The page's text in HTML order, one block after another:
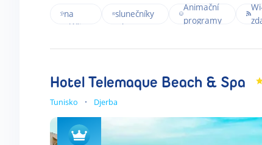
na
pláži
slunečníky
zdarma
Animační
programy
Hotel Telemaque Beach & Spa
Tunisko Djerba